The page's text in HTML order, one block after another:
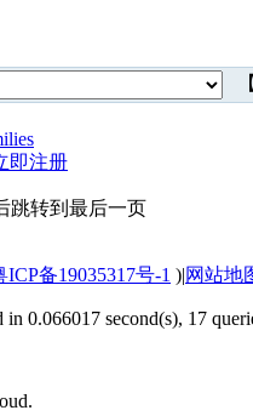
即注册
跳转到最后一页
ICP备19035317号-1 )|网站地
in 0.066017 second(s), 17